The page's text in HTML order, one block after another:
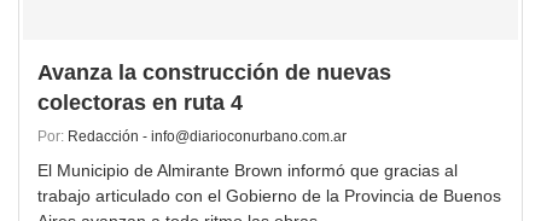
Avanza la construcción de nuevas
colectoras en ruta 4
Por: Redacción - info@diarioconurbano.com.ar
El Municipio de Almirante Brown informó que gracias al
trabajo articulado con el Gobierno de la Provincia de Buenos